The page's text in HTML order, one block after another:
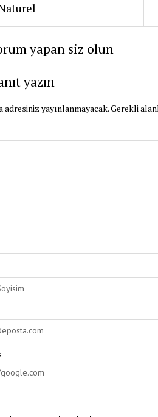
yapan siz olun
yazın
adresiniz yayınlanmayacak.Gerekli